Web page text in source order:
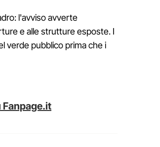
l'avviso avverte
e alle strutture esposte. I
verde pubblico prima che i
Fanpage.it